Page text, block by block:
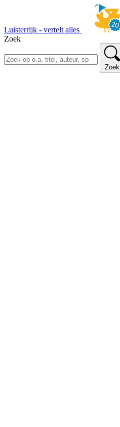
Luisterrijk - vertelt alles
Zoek
Zoek